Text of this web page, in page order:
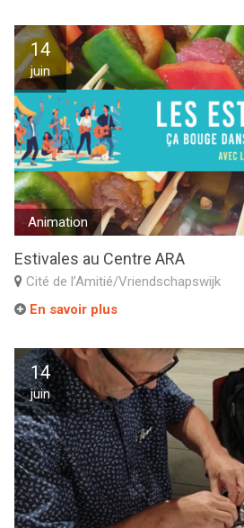
14
juin
Animation
Estivales au Centre ARA
Cité de l’Amitié/Vriendschapswijk
En savoir plus
14
juin